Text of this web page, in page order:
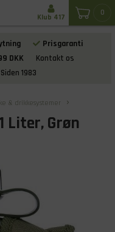
Prisgaranti
DKK
Kontakt os
Siden 1983
0
Klub 417
& drikkesystemer
Liter, Grøn